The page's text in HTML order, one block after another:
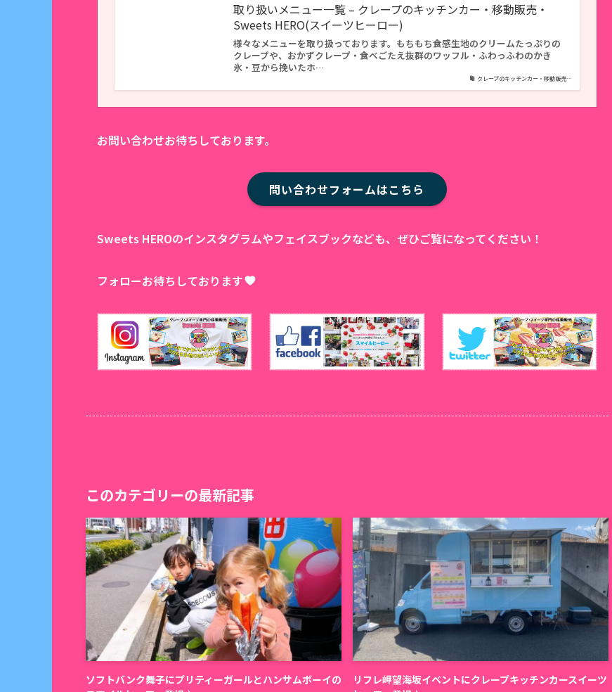
クレープのキッチンカー・移動販売…
取り扱いメニュー一覧 – クレープのキッチンカー・移動販売・
Sweets HERO(スイーツヒーロー)
様々なメニューを取り扱っております。もちもち食感生地のクリームたっぷりの
クレープや、おかずクレープ・食べごたえ抜群のワッフル・ふわっふわのかき
氷・豆から挽いたホ…
お問い合わせお待ちしております。
問い合わせフォームはこちら
Sweets HEROのインスタグラムやフェイスブックなども、ぜひご覧になってください！
フォローお待ちしております
このカテゴリーの最新記事
ソフトバンク舞子にプリティーガールとハンサムボーイの
リフレ岬望海坂イベントにクレープキッチンカースイーツ